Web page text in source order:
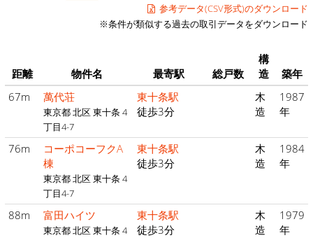
参考データ(CSV形式)のダウンロード
※条件が類似する過去の取引データをダウンロード
距離 物件名 最寄駅 総戸数
構
造
築年
67m
萬代荘
東京都 北区 東十条 4
丁目4-7
東十条駅
徒歩3分
木
造
1987
年
76m
コーポコーフクA
棟
東京都 北区 東十条 4
丁目4-7
東十条駅
徒歩3分
木
造
1984
年
88m 富田ハイツ
東京都 北区 東十条 4
東十条駅
徒歩3分
木
造
1979
年